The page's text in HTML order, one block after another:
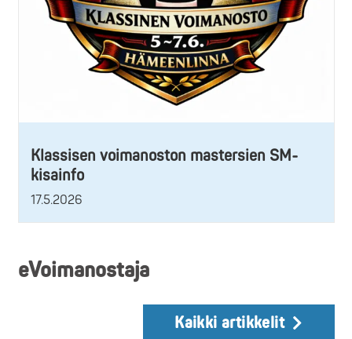
Klassisen voimanoston mastersien SM-
kisainfo
17.5.2026
eVoimanostaja
Kaikki artikkelit